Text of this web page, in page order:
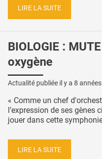
LIRE LA SUITE
BIOLOGIE :
oxygène
Actualité publiée il y a 8
« Comme un chef
l’expression de ses gènes
jouer dans cette
LIRE LA SUITE